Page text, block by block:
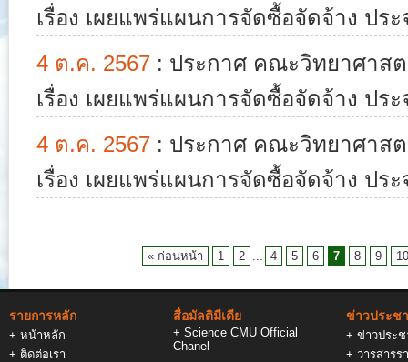
เรื่อง เผยแพร่แผนการจัดซื้อจัดจ้าง ปร
4 ต.ค. 2567 : ประกาศ คณะวิทยาศาส
เรื่อง เผยแพร่แผนการจัดซื้อจัดจ้าง ปร
4 ต.ค. 2567 : ประกาศ คณะวิทยาศาส
เรื่อง เผยแพร่แผนการจัดซื้อจัดจ้าง ปร
« ก่อนหน้า 1 2 ... 4 5 6 7 8 9 10
รายการหลัก
+ หน้าหลัก
+ ติดต่อเรา
สื่อมัลติมีเดีย
+ Science CMU Official
Chanel
ข่าวประช
+ ข่าวประ
+ วารสารร